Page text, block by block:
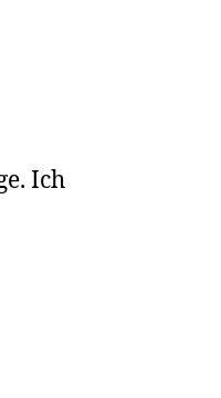
Ich